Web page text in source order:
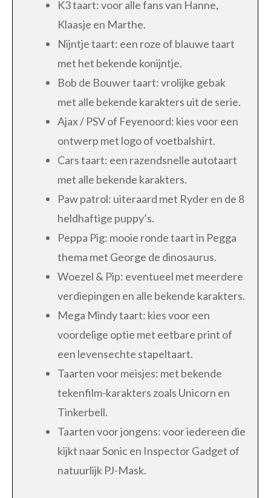
K3 taart: voor alle fans van Hanne,
Klaasje en Marthe.
Nijntje taart: een roze of blauwe taart
met het bekende konijntje.
Bob de Bouwer taart: vrolijke gebak
met alle bekende karakters uit de serie.
Ajax / PSV of Feyenoord: kies voor een
ontwerp met logo of voetbalshirt.
Cars taart: een razendsnelle autotaart
met alle bekende karakters.
Paw patrol: uiteraard met Ryder en de 8
heldhaftige puppy’s.
Peppa Pig: mooie ronde taart in Pegga
thema met George de dinosaurus.
Woezel & Pip: eventueel met meerdere
verdiepingen en alle bekende karakters.
Mega Mindy taart: kies voor een
voordelige optie met eetbare print of
een levensechte stapeltaart.
Taarten voor meisjes: met bekende
tekenfilm-karakters zoals Unicorn en
Tinkerbell.
Taarten voor jongens: voor iedereen die
kijkt naar Sonic en Inspector Gadget of
natuurlijk PJ-Mask.